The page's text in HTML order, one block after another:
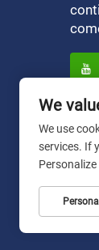
We
We use
services. If